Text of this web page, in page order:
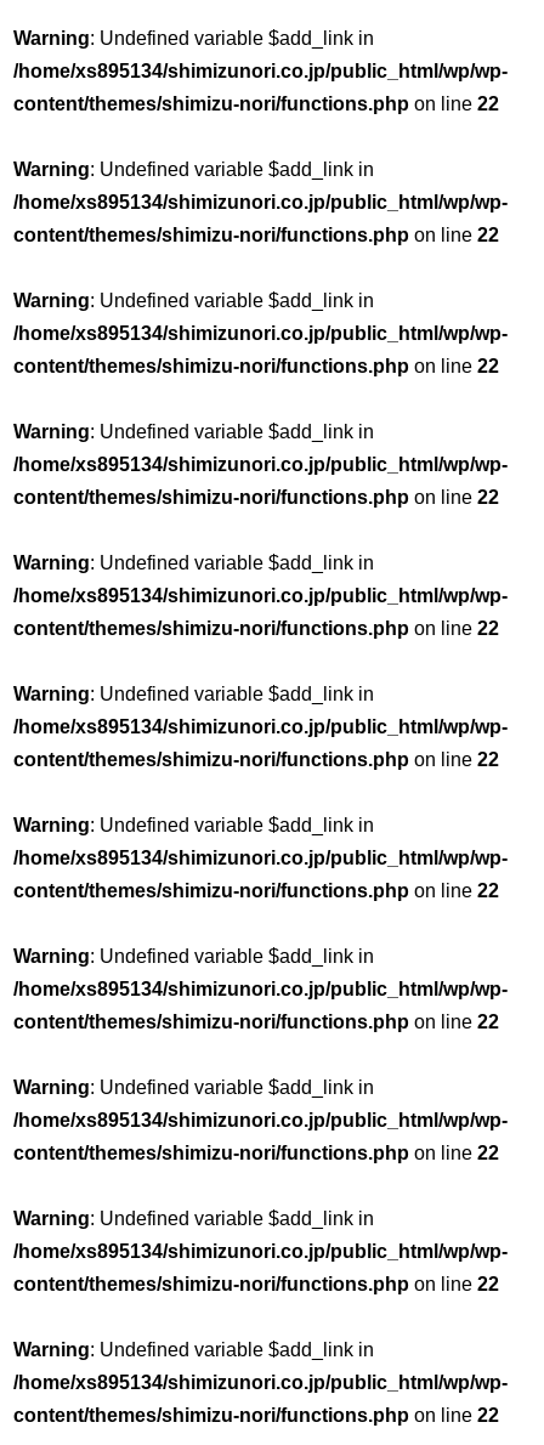
Warning: Undefined variable $add_link in
/home/xs895134/shimizunori.co.jp/public_html/wp/wp-
content/themes/shimizu-nori/functions.php on line22
Warning: Undefined variable $add_link in
/home/xs895134/shimizunori.co.jp/public_html/wp/wp-
content/themes/shimizu-nori/functions.php on line22
Warning: Undefined variable $add_link in
/home/xs895134/shimizunori.co.jp/public_html/wp/wp-
content/themes/shimizu-nori/functions.php on line22
Warning: Undefined variable $add_link in
/home/xs895134/shimizunori.co.jp/public_html/wp/wp-
content/themes/shimizu-nori/functions.php on line22
Warning: Undefined variable $add_link in
/home/xs895134/shimizunori.co.jp/public_html/wp/wp-
content/themes/shimizu-nori/functions.php on line22
Warning: Undefined variable $add_link in
/home/xs895134/shimizunori.co.jp/public_html/wp/wp-
content/themes/shimizu-nori/functions.php on line22
Warning: Undefined variable $add_link in
/home/xs895134/shimizunori.co.jp/public_html/wp/wp-
content/themes/shimizu-nori/functions.php on line22
Warning: Undefined variable $add_link in
/home/xs895134/shimizunori.co.jp/public_html/wp/wp-
content/themes/shimizu-nori/functions.php on line22
Warning: Undefined variable $add_link in
/home/xs895134/shimizunori.co.jp/public_html/wp/wp-
content/themes/shimizu-nori/functions.php on line22
Warning: Undefined variable $add_link in
/home/xs895134/shimizunori.co.jp/public_html/wp/wp-
content/themes/shimizu-nori/functions.php on line22
Warning: Undefined variable $add_link in
/home/xs895134/shimizunori.co.jp/public_html/wp/wp-
content/themes/shimizu-nori/functions.php on line22